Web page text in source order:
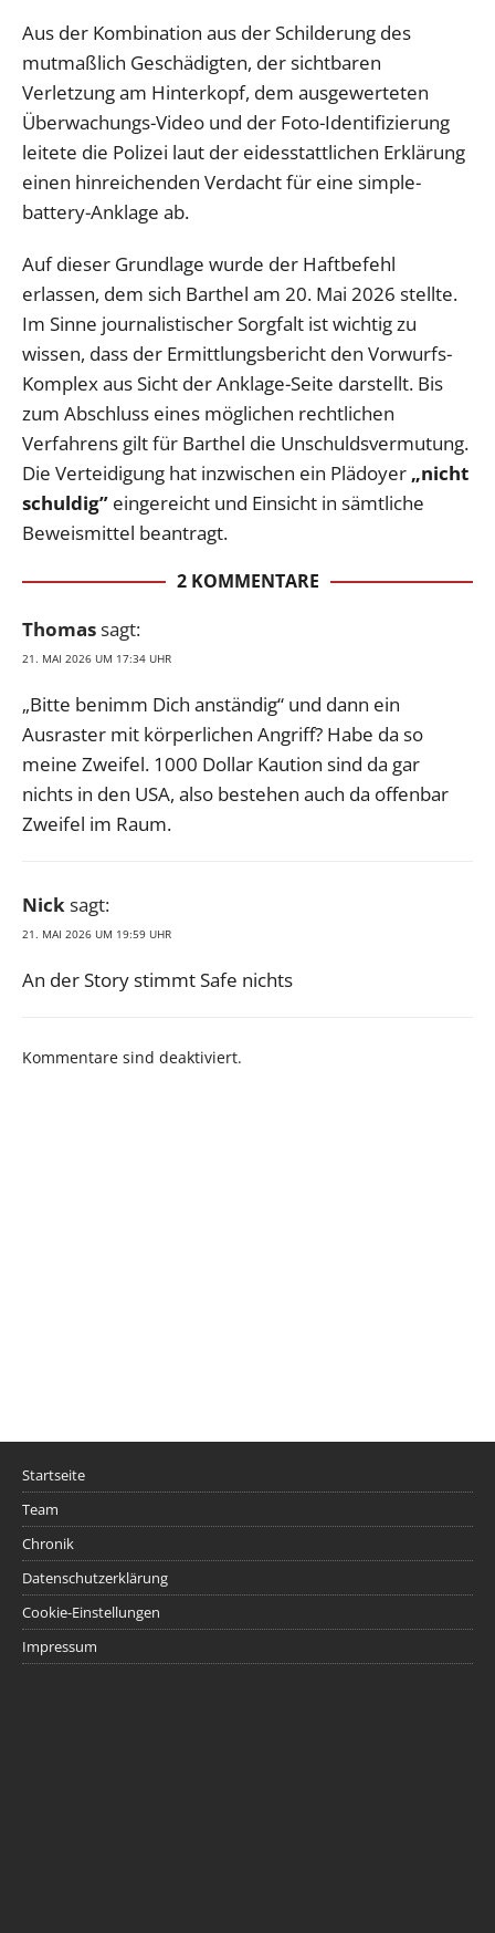
Aus der Kombination aus der Schilderung des
mutmaßlich Geschädigten, der sichtbaren
Verletzung am Hinterkopf, dem ausgewerteten
Überwachungs-Video und der Foto-Identifizierung
leitete die Polizei laut der eidesstattlichen Erklärung
einen hinreichenden Verdacht für eine simple-
battery-Anklage ab.
Auf dieser Grundlage wurde der Haftbefehl
erlassen, dem sich Barthel am 20. Mai 2026 stellte.
Im Sinne journalistischer Sorgfalt ist wichtig zu
wissen, dass der Ermittlungsbericht den Vorwurfs-
Komplex aus Sicht der Anklage-Seite darstellt. Bis
zum Abschluss eines möglichen rechtlichen
Verfahrens gilt für Barthel die Unschuldsvermutung.
Die Verteidigung hat inzwischen ein Plädoyer „nicht
schuldig” eingereicht und Einsicht in sämtliche
Beweismittel beantragt.
2 KOMMENTARE
Thomassagt:
21. MAI 2026 UM 17:34 UHR
„Bitte benimm Dich anständig“ und dann ein
Ausraster mit körperlichen Angriff? Habe da so
meine Zweifel. 1000 Dollar Kaution sind da gar
nichts in den USA, also bestehen auch da offenbar
Zweifel im Raum.
Nicksagt:
21. MAI 2026 UM 19:59 UHR
An der Story stimmt Safe nichts
Kommentare sind deaktiviert.
Startseite
Team
Chronik
Datenschutzerklärung
Cookie-Einstellungen
Impressum